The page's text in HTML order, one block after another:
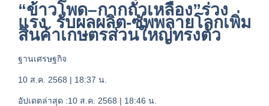
“ข้าวโพด–กากถั่วเหลือง”ร่วง
แรง รับผลผลิต-ซัพพลายโลกเพิ่ม
สินค้าเกษตรส่วนใหญ่ทรงตัว
ฐานเศรษฐกิจ
10 ส.ค. 2568 | 18:37 น.
อัปเดตล่าสุด :10 ส.ค. 2568 | 18:46 น.